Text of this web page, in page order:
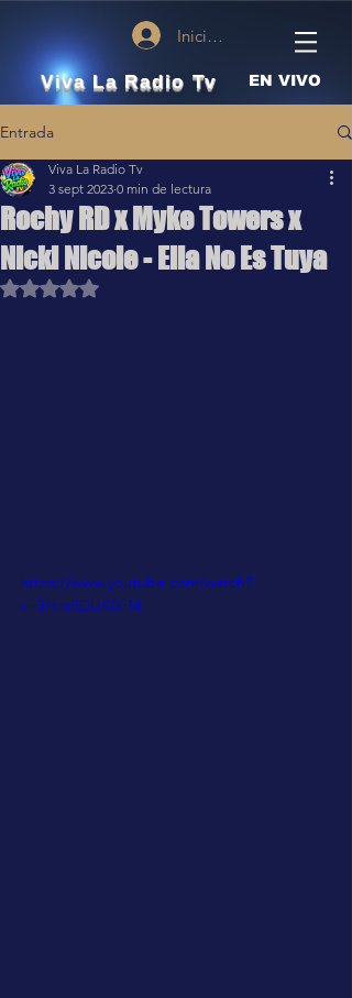
Iniciar sesión
Viva La Radio Tv EN VIVO
Entrada
Rochy RD x Myke Towers x
Nicki Nicole - Ella No Es Tuya
Viva La Radio Tv
3 sept 2023 0 min de lectura
Obtuvo NaN de 5 estrellas.
https://www.youtube.com/watch?
v=37tmRDUK0FM